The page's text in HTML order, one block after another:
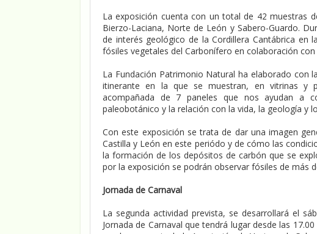
La exposición cuenta con un total de 42 muestras
Bierzo-Laciana, Norte de León y Sabero-Guardo.
de interés geológico de la Cordillera Cantábrica en
fósiles vegetales del Carbonífero en colaboración con
La Fundación Patrimonio Natural ha elaborado con
itinerante en la que se muestran, en vitrinas y
acompañada de 7 paneles que nos ayudan a
paleobotánico y la relación con la vida, la geología y
Con este exposición se trata de dar una imagen
Castilla y León en este periódo y de cómo las
la formación de los depósitos de carbón que se
por la exposición se podrán observar fósiles de más
Jornada de Carnaval
La segunda actividad prevista, se desarrollará el
Jornada de Carnaval que tendrá lugar desde las